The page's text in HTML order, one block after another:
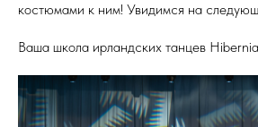
костюмами к ним! Увидимся на
Ваша школа ирландских танцев Hibernia